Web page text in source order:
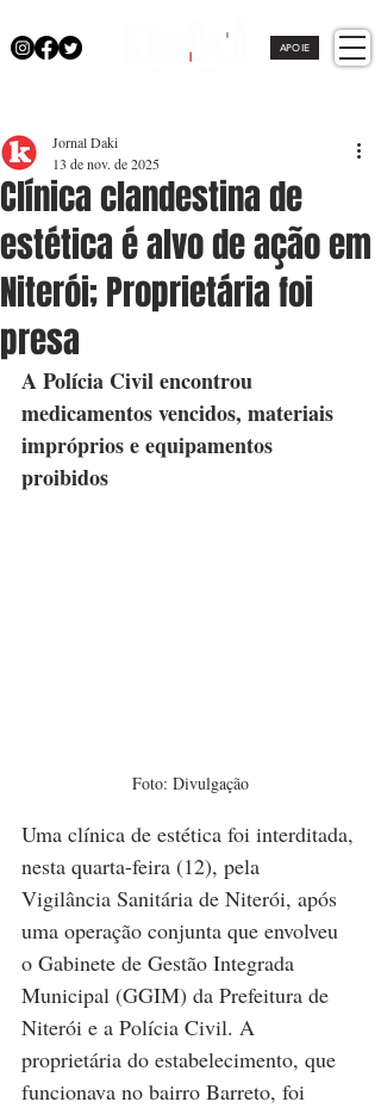
APOIE
Clínica clandestina de
estética é alvo de ação em
Niterói; Proprietária foi
presa
Jornal Daki
13 de nov. de 2025
A Polícia Civil encontrou
medicamentos vencidos, materiais
impróprios e equipamentos
proibidos
Foto: Divulgação
Uma clínica de estética foi interditada,
nesta quarta-feira (12), pela
Vigilância Sanitária de Niterói, após
uma operação conjunta que envolveu
o Gabinete de Gestão Integrada
Municipal (GGIM) da Prefeitura de
Niterói e a Polícia Civil. A
proprietária do estabelecimento, que
funcionava no bairro Barreto, foi